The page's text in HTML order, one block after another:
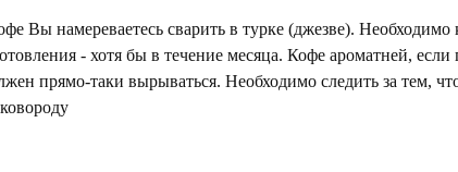
Вы намереваетесь сварить в турке (джезве). Необходимо
- хотя бы в течение месяца. Кофе ароматней,
прямо-таки вырываться. Необходимо следить за тем,